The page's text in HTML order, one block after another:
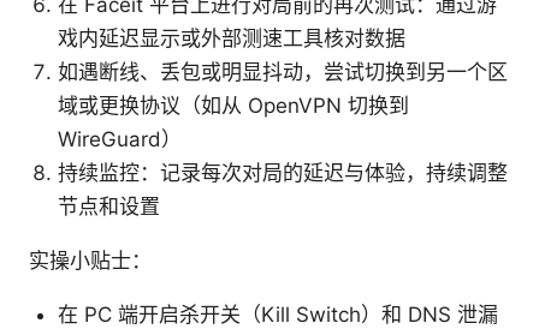
戏内延迟显示或外部测速工具核对数据
如遇断线、丢包或明显抖动，尝试切换到另一个区
域或更换协议（如从 OpenVPN 切换到
WireGuard）
持续监控：记录每次对局的延迟与体验，持续调整
节点和设置
实操小贴士：
在 PC 端开启杀开关（Kill Switch）和 DNS 泄漏